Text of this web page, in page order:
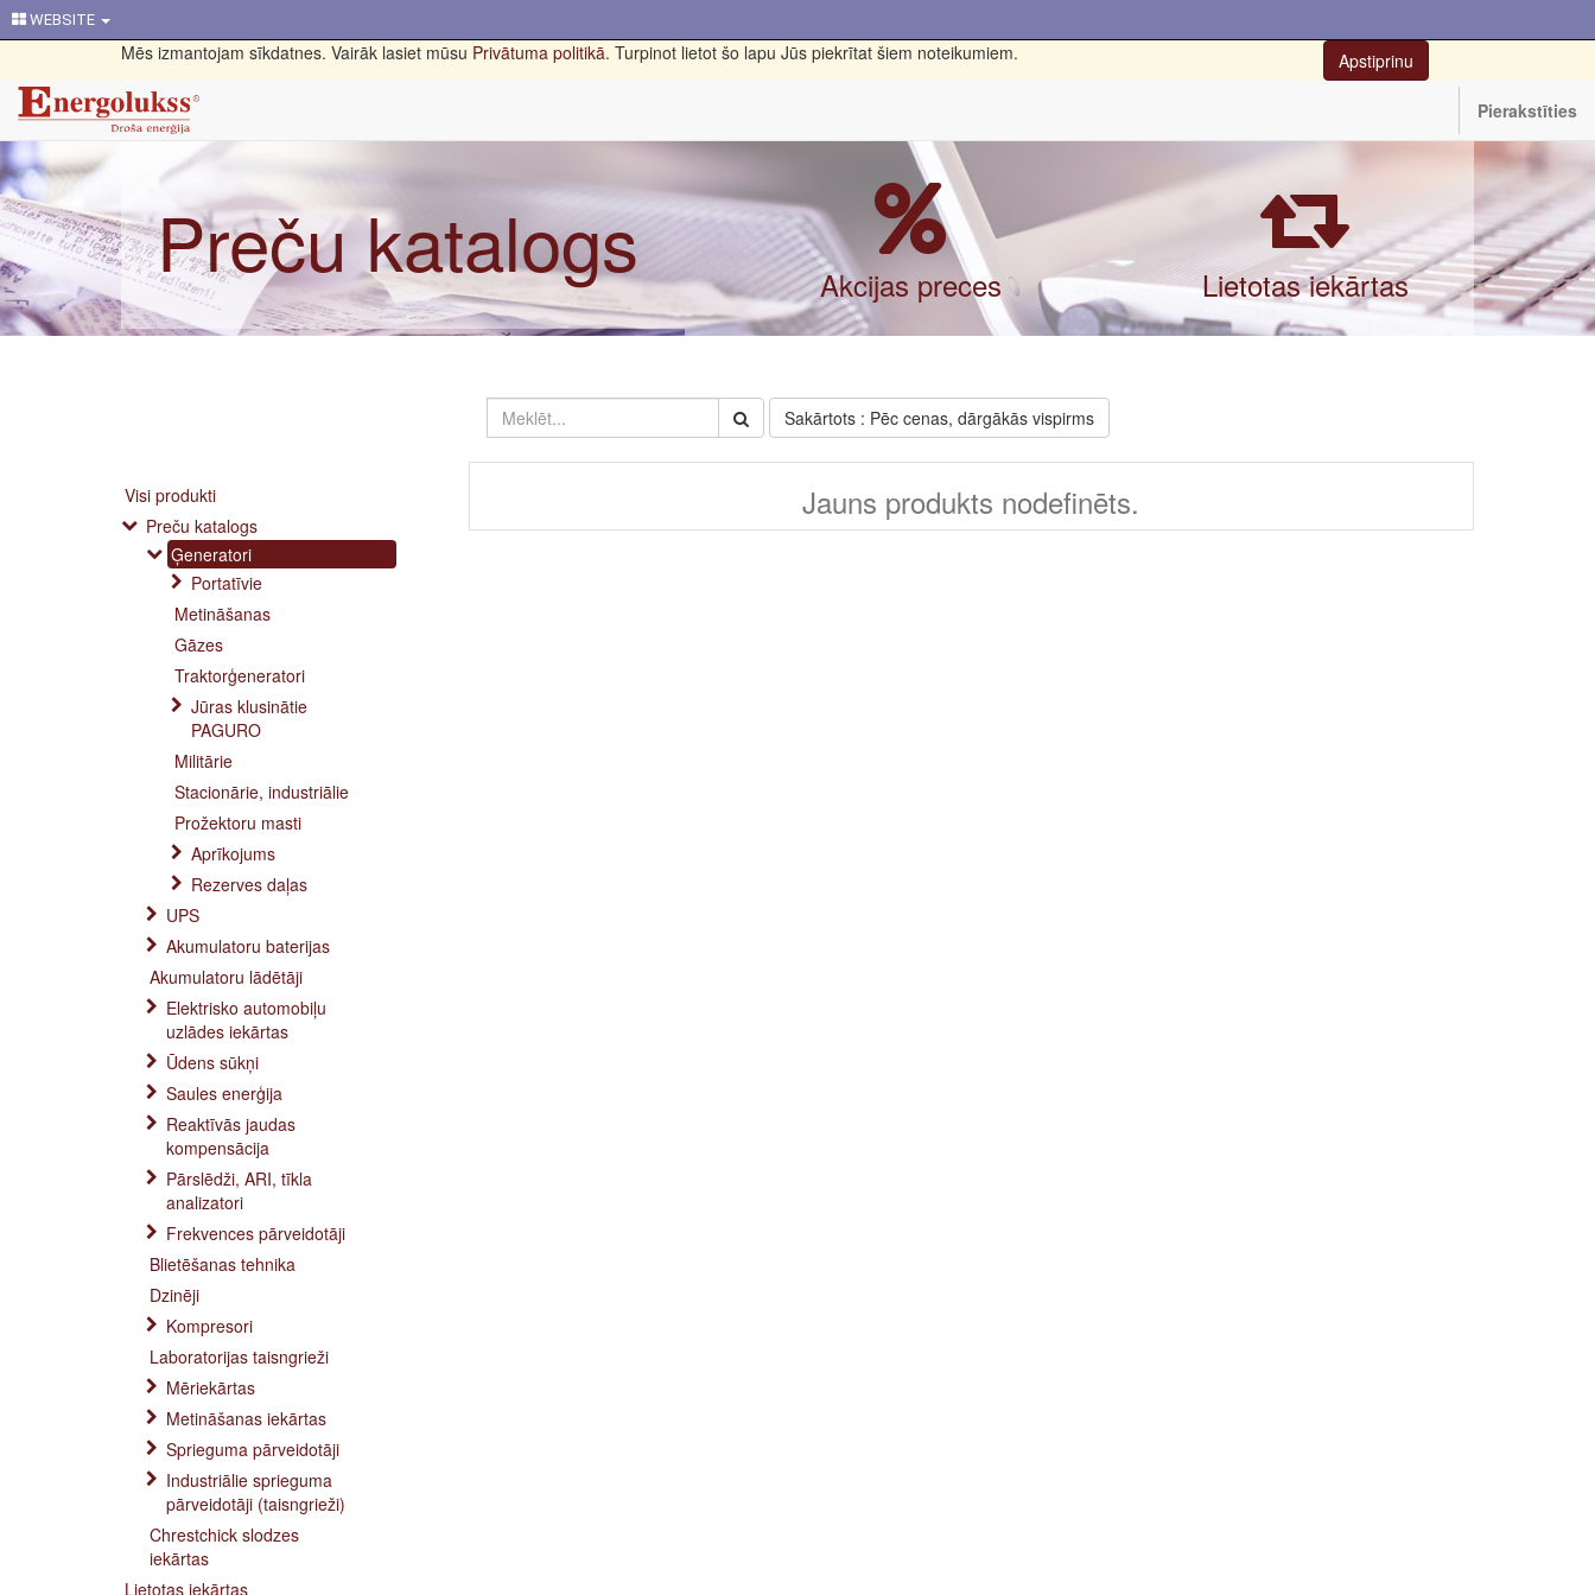
WEBSITE
Mēs izmantojam sīkdatnes. Vairāk lasiet mūsu Privātuma politikā. Turpinot lietot šo lapu Jūs piekrītat šiem noteikumiem. Apstiprinu
Pierakstīties
Preču katalogs Akcijas preces Lietotas iekārtas
Sakārtots : Pēc cenas, dārgākās vispirms
Visi produkti
Preču katalogs
Ģeneratori
Portatīvie
Metināšanas
Gāzes
Traktorģeneratori
Jūras klusinātie
PAGURO
Militārie
Stacionārie, industriālie
Prožektoru masti
Aprīkojums
Rezerves daļas
UPS
Akumulatoru baterijas
Akumulatoru lādētāji
Elektrisko automobiļu
uzlādes iekārtas
Ūdens sūkņi
Saules enerģija
Reaktīvās jaudas
kompensācija
Pārslēdži, ARI, tīkla
analizatori
Frekvences pārveidotāji
Blietēšanas tehnika
Dzinēji
Kompresori
Laboratorijas taisngrieži
Mēriekārtas
Metināšanas iekārtas
Sprieguma pārveidotāji
Industriālie sprieguma
pārveidotāji (taisngrieži)
Chrestchick slodzes
iekārtas
Lietotas iekārtas
Jauns produkts nodefinēts.